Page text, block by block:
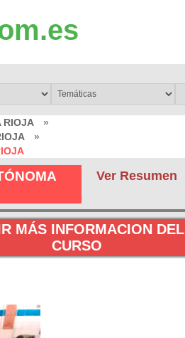
RIOJA
»
»
Ver Resumen
MÁS INFORMACION DEL
CURSO